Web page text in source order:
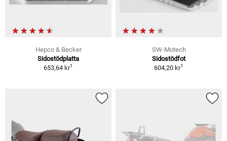
Hepco & Becker
Sidostödplatta
653,64 kr1
SW-Motech
Sidostödfot
604,20 kr1